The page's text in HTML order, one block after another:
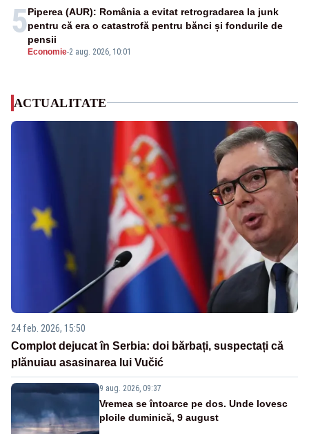
5
Economie-2 aug. 2026, 10:01
Piperea (AUR): România a evitat retrogradarea la junk
pentru că era o catastrofă pentru bănci și fondurile de
pensii
ACTUALITATE
24 feb. 2026, 15:50
Complot dejucat în Serbia: doi bărbați, suspectați că
plănuiau asasinarea lui Vučić
9 aug. 2026, 09:37
Vremea se întoarce pe dos. Unde lovesc
ploile duminică, 9 august